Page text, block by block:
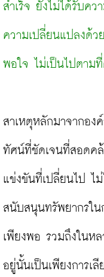
สำเร็จ ยังไม่ได้รับคว
ความเปลี่ยนแปลงด้
พอใจ ไม่เป็นไปตาม
สาเหตุหลักมาจากอง
ทัศน์ที่ชัดเจนที่สอดค
แข่งขันที่เปลี่ยนไป ไ
สนับสนุนทรัพยากรใน
เพียงพอ รวมถึงในหล
อยู่นั้นเป็นเพียงการเ